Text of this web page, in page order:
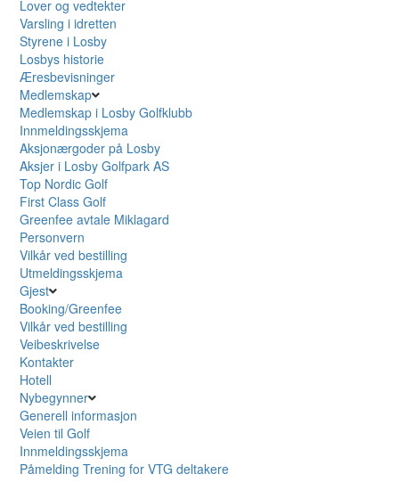
Lover og vedtekter
Varsling i idretten
Styrene i Losby
Losbys historie
Æresbevisninger
Medlemskap
Medlemskap i Losby Golfklubb
Innmeldingsskjema
Aksjonærgoder på Losby
Aksjer i Losby Golfpark AS
Top Nordic Golf
First Class Golf
Greenfee avtale Miklagard
Personvern
Vilkår ved bestilling
Utmeldingsskjema
Gjest
Booking/Greenfee
Vilkår ved bestilling
Veibeskrivelse
Kontakter
Hotell
Nybegynner
Generell informasjon
Veien til Golf
Innmeldingsskjema
Påmelding Trening for VTG deltakere